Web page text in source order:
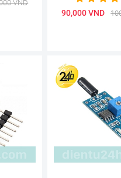
VND
90,000 VND